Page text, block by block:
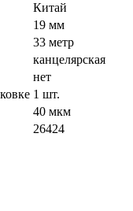
Китай
19 мм
33 метр
канцелярская
нет
1 шт.
40 мкм
26424